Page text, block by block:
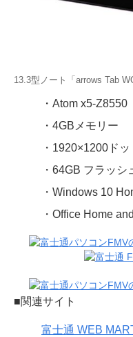
13.3型ノート「arrows Tab
・Atom x5-Z8550
・4GBメモリー
・1920×1200ド
・64GB フラッシ
・Windows 10
・Office Home
■関連サイト
富士通 WEB